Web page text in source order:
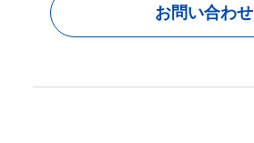
お問い合わせ